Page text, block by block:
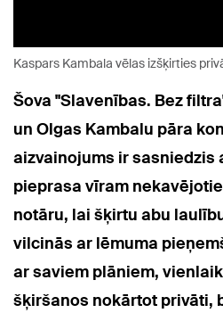
Kaspars Kambala vēlas izšķirties
Šova "Slavenības. Bez
un Olgas Kambalu pāra
aizvainojums ir sasniedzis
pieprasa vīram
notāru, lai šķirtu abu
vilcinās ar lēmuma
ar saviem plāniem,
šķiršanos nokārtot privāti,